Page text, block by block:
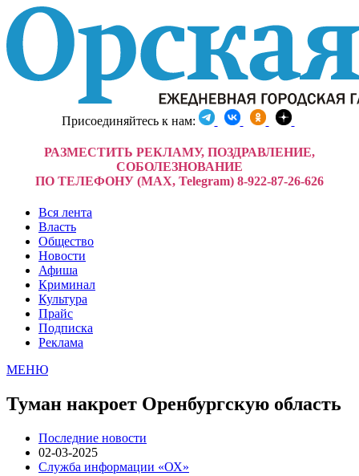
Присоединяйтесь к нам:
РАЗМЕСТИТЬ РЕКЛАМУ, ПОЗДРАВЛЕНИЕ,
СОБОЛЕЗНОВАНИЕ
ПО ТЕЛЕФОНУ (MAX, Telegram) 8-922-87-26-626
Вся лента
Власть
Общество
Новости
Афиша
Криминал
Культура
Прайс
Подписка
Реклама
МЕНЮ
Туман накроет Оренбургскую область
Последние новости
02-03-2025
Служба информации «ОХ»